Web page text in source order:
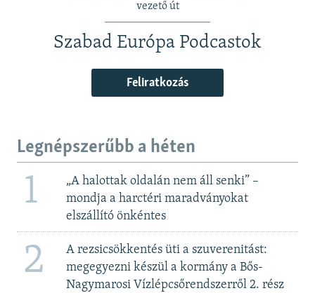
vezető út
Szabad Európa Podcastok
Feliratkozás
Legnépszerűbb a héten
1
„A halottak oldalán nem áll senki” –
mondja a harctéri maradványokat
elszállító önkéntes
2
A rezsicsökkentés üti a szuverenitást:
megegyezni készül a kormány a Bős-
Nagymarosi Vízlépcsőrendszerről 2. rész